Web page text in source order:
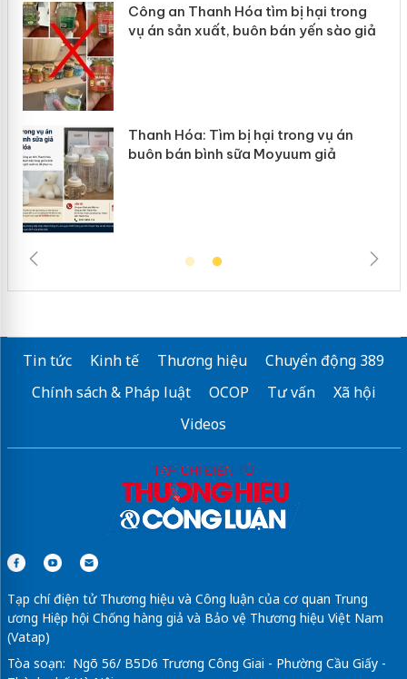
Công an Thanh Hóa tìm bị hại trong
vụ án sản xuất, buôn bán yến sào giả
Thanh Hóa: Tìm bị hại trong vụ án
buôn bán bình sữa Moyuum giả
Tin tức Kinh tế Thương hiệu
Chuyển động 389
Chính sách & Pháp luật
OCOP Tư vấn
Xã hội
Videos
Tạp chí điện tử Thương hiệu và Công luận của cơ quan Trung
ương Hiệp hội Chống hàng giả và Bảo vệ Thương hiệu Việt Nam
(Vatap)
Tòa soạn: Ngõ 56/ B5D6 Trương Công Giai - Phường Cầu Giấy -